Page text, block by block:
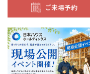
ご来場予約